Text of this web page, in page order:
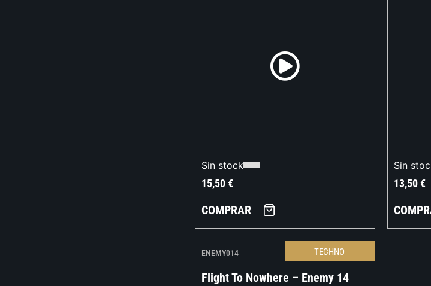
Sin stock
15,50€
COMPRAR
Sin
13,50€
ENEMY014 TECHNO
Flight To Nowhere – Enemy 14